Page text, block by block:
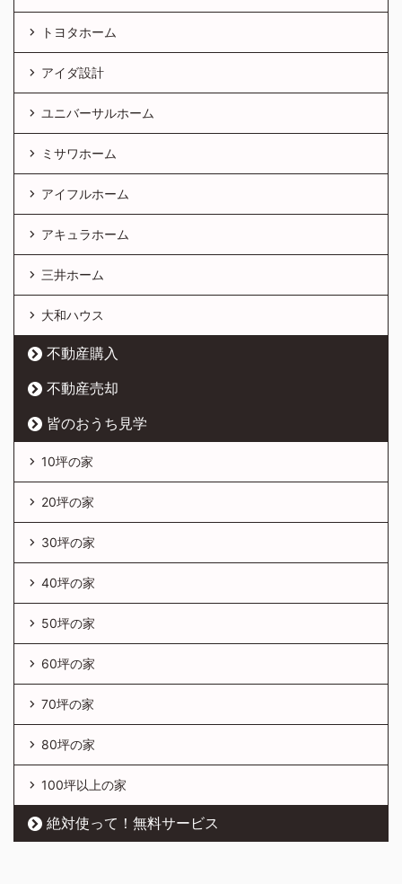
トヨタホーム
アイダ設計
ユニバーサルホーム
ミサワホーム
アイフルホーム
アキュラホーム
三井ホーム
大和ハウス
不動産購入
不動産売却
皆のおうち見学
10坪の家
20坪の家
30坪の家
40坪の家
50坪の家
60坪の家
70坪の家
80坪の家
100坪以上の家
絶対使って！無料サービス